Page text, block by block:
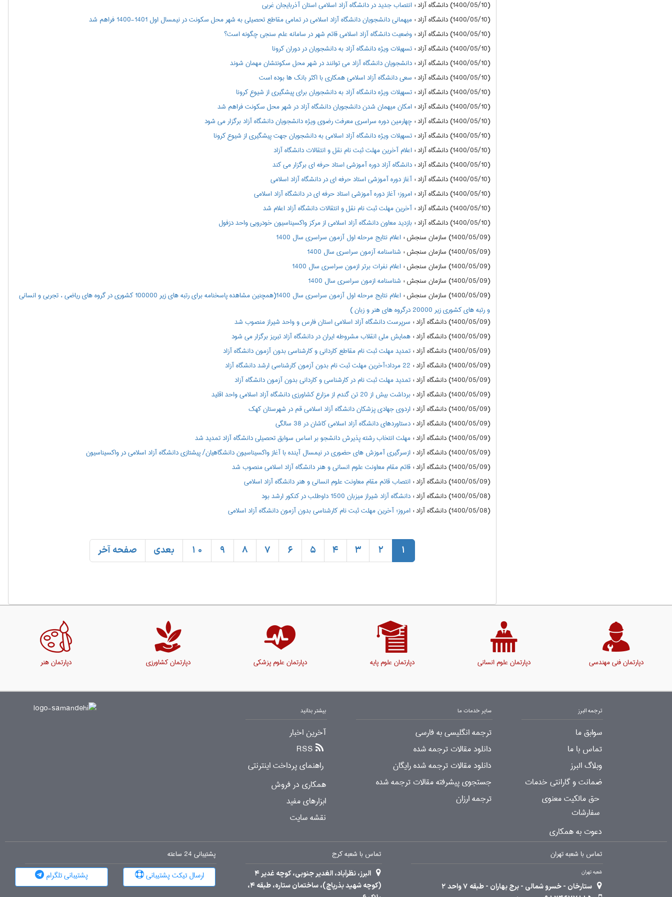
(1400/05/10) دانشگاه آزاد
: انتصاب جدید در دانشگاه آزاد اسلامی استان آذربایجان غربی
(1400/05/10) دانشگاه آزاد
: میهمانی دانشجویان دانشگاه آزاد اسلامی در تمامی مقاطع تحصیلی به شهر محل سکونت در نیمسال اول 1401-1400 فراهم شد
(1400/05/10) دانشگاه آزاد
: وضعیت دانشگاه آزاد اسلامی قائم شهر در سامانه علم سنجی چگونه است؟
(1400/05/10) دانشگاه آزاد
: تسهیلات ویژه دانشگاه آزاد به دانشجویان در دوران کرونا
(1400/05/10) دانشگاه آزاد
: دانشجویان دانشگاه آزاد می توانند در شهر محل سکونتشان مهمان شوند
(1400/05/10) دانشگاه آزاد
: سعی دانشگاه آزاد اسلامی همکاری با اکثر بانک ها بوده است
(1400/05/10) دانشگاه آزاد
: تسهیلات ویژه دانشگاه آزاد به دانشجویان برای پیشگیری از شیوع کرونا
(1400/05/10) دانشگاه آزاد
: امکان میهمان شدن دانشجویان دانشگاه آزاد در شهر محل سکونت فراهم شد
(1400/05/10) دانشگاه آزاد
: چهارمین دوره سراسری معرفت رضوی ویژه دانشجویان دانشگاه آزاد برگزار می شود
(1400/05/10) دانشگاه آزاد
: تسهیلات ویژه دانشگاه آزاد اسلامی به دانشجویان جهت پیشگیری از شیوع کرونا
(1400/05/10) دانشگاه آزاد
: اعلام آخرین مهلت ثبت نام نقل و انتقالات دانشگاه آزاد
(1400/05/10) دانشگاه آزاد
: دانشگاه آزاد دوره آموزشی استاد حرفه ای برگزار می کند
(1400/05/10) دانشگاه آزاد
: آغاز دوره آموزشی استاد حرفه ای در دانشگاه آزاد اسلامی
(1400/05/10) دانشگاه آزاد
: امروز؛ آغاز دوره آموزشی استاد حرفه ای در دانشگاه آزاد اسلامی
(1400/05/10) دانشگاه آزاد
: آخرین مهلت ثبت نام نقل و انتقالات دانشگاه آزاد اعلام شد
(1400/05/10) دانشگاه آزاد
: بازدید معاون دانشگاه آزاد اسلامی از مرکز واکسیناسیون خودرویی واحد دزفول
(1400/05/09) سازمان سنجش
: اعلام نتايج مرحله اول آزمون سراسري سال 1400
(1400/05/09) سازمان سنجش
: شناسنامه آزمون سراسری سال 1400
(1400/05/09) سازمان سنجش
: اعلام نفرات برتر ازمون سراسري سال 1400
(1400/05/09) سازمان سنجش
: شناسنامه ازمون سراسري سال 1400
(1400/05/09) سازمان سنجش
:
اعلام نتايج مرحله اول آزمون سراسري سال 1400(همچنین مشاهده پاسخنامه برای رتبه های زیر 100000 کشوری در گروه های ریاضی ، تجربی و انسانی
و رتبه های کشوری زیر 20000 درگروه های هنر و زبان )
(1400/05/09) دانشگاه آزاد
: سرپرست دانشگاه آزاد اسلامی استان فارس و واحد شیراز منصوب شد
(1400/05/09) دانشگاه آزاد
: همایش ملی انقلاب مشروطه ایران در دانشگاه آزاد تبریز برگزار می شود
(1400/05/09) دانشگاه آزاد
: تمدید مهلت ثبت نام مقاطع کاردانی و کارشناسی بدون آزمون دانشگاه آزاد
(1400/05/09) دانشگاه آزاد
: 22 مرداد؛آخرین مهلت ثبت نام بدون آزمون کارشناسی ارشد دانشگاه آزاد
(1400/05/09) دانشگاه آزاد
: تمدید مهلت ثبت نام در کارشناسی و کاردانی بدون آزمون دانشگاه آزاد
(1400/05/09) دانشگاه آزاد
: برداشت بیش از 20 تن گندم از مزارع کشاورزی دانشگاه آزاد اسلامی واحد اقلید
(1400/05/09) دانشگاه آزاد
: اردوی جهادی پزشکان دانشگاه آزاد اسلامی قم در شهرستان کهک
(1400/05/09) دانشگاه آزاد
: دستاوردهای دانشگاه آزاد اسلامی کاشان در 38 سالگی
(1400/05/09) دانشگاه آزاد
: مهلت انتخاب رشته پذیرش دانشجو بر اساس سوابق تحصیلی دانشگاه آزاد تمدید شد
(1400/05/09) دانشگاه آزاد
: ازسرگیری آموزش های حضوری در نیمسال آینده با آغاز واکسیناسیون دانشگاهیان/ پیشتازی دانشگاه آزاد اسلامی در واکسیناسیون
(1400/05/09) دانشگاه آزاد
: قائم مقام معاونت علوم انسانی و هنر دانشگاه آزاد اسلامی منصوب شد
(1400/05/09) دانشگاه آزاد
: انتصاب قائم مقام معاونت علوم انسانی و هنر دانشگاه آزاد اسلامی
(1400/05/08) دانشگاه آزاد
: دانشگاه آزاد شیراز میزبان 1500 داوطلب در کنکور ارشد بود
(1400/05/08) دانشگاه آزاد
: امروز؛ آخرین مهلت ثبت نام کارشناسی بدون آزمون دانشگاه آزاد اسلامی
1
2
3
4
5
6
7
8
9
10 بعدی صفحه آخر
دپارتمان فنی مهندسی دپارتمان علوم انسانی دپارتمان علوم پایه دپارتمان علوم پزشکی دپارتمان کشاورزی دپارتمان هنر
ترجمه البرز
سوابق ما
تماس با ما
وبلاگ البرز
ضمانت و گارانتی خدمات
حق مالکیت معنوی
سفارشات
دعوت به همکاری
سایر خدمات ما
ترجمه انگلیسی به فارسی
دانلود مقالات ترجمه شده
دانلود مقالات ترجمه شده رایگان
جستجوی پیشرفته مقالات ترجمه شده
ترجمه ارزان
بیشتر بدانید
آخرین اخبار
RSS
راهنمای پرداخت اینترنتی
همکاری در فروش
ابزارهای مفید
نقشه سایت
تماس با شعبه تهران
شعبه تهران
ستارخان - خسرو شمالی - برج بهاران - طبقه 7 واحد 2
تماس با شعبه کرج
البرز، نظرآباد، الغدیر جنوبی، کوچه غدیر 4
(کوچه شهید بذرپاچ)، ساختمان ستاره، طبقه 4،
پشتیبانی 24 ساعته
ارسال تیکت پشتیبانی
پشتیبانی تلگرام